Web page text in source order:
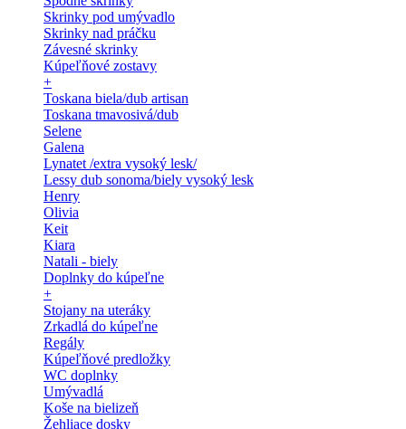
Skrinky pod umývadlo
Skrinky nad práčku
Závesné skrinky
Kúpeľňové zostavy
+
Toskana biela/dub artisan
Toskana tmavosivá/dub
Selene
Galena
Lynatet /extra vysoký lesk/
Lessy dub sonoma/biely vysoký lesk
Henry
Olivia
Keit
Kiara
Natali - biely
Doplnky do kúpeľne
+
Stojany na uteráky
Zrkadlá do kúpeľne
Regály
Kúpeľňové predložky
WC doplnky
Umývadlá
Koše na bielizeň
Žehliace dosky